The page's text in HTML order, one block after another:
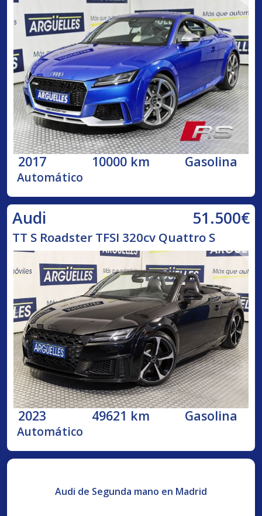
2017 10000 km Gasolina
Automático
Audi 51.500€
TT S Roadster TFSI 320cv Quattro S
2023 49621 km Gasolina
Automático
Audi de Segunda mano en Madrid